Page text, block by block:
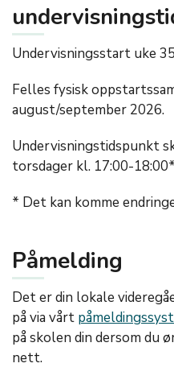
Undervisningsstart uke
Felles fysisk
august/september 2026.
Undervisningstidspunkt
torsdager kl. 17:00-18:00*
* Det kan komme
Påmelding
Det er din lokale
på via vårt
på skolen din dersom du
nett.